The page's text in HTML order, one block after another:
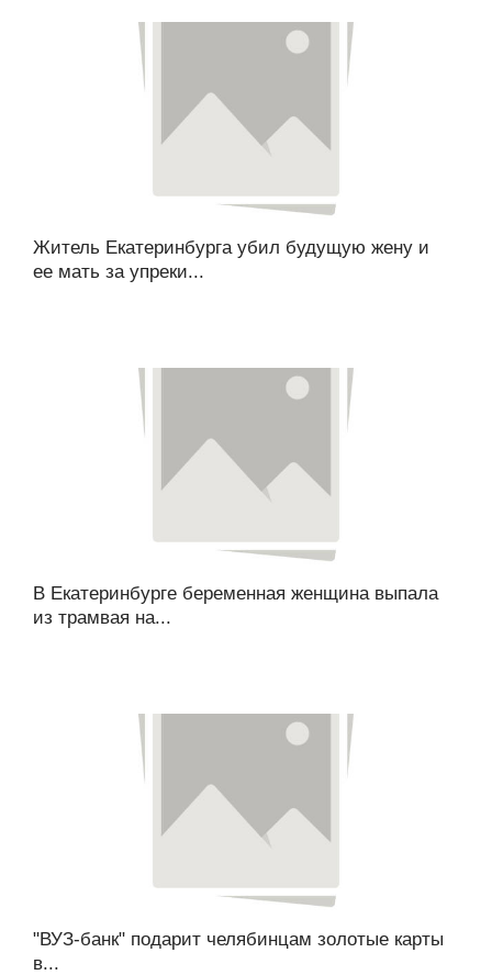
Житель Екатеринбурга убил будущую жену и
ее мать за упреки...
В Екатеринбурге беременная женщина выпала
из трамвая на...
"ВУЗ-банк" подарит челябинцам золотые карты
в...